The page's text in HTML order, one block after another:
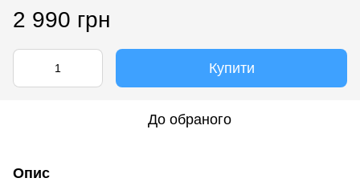
2 990 грн
Купити
До обраного
Опис